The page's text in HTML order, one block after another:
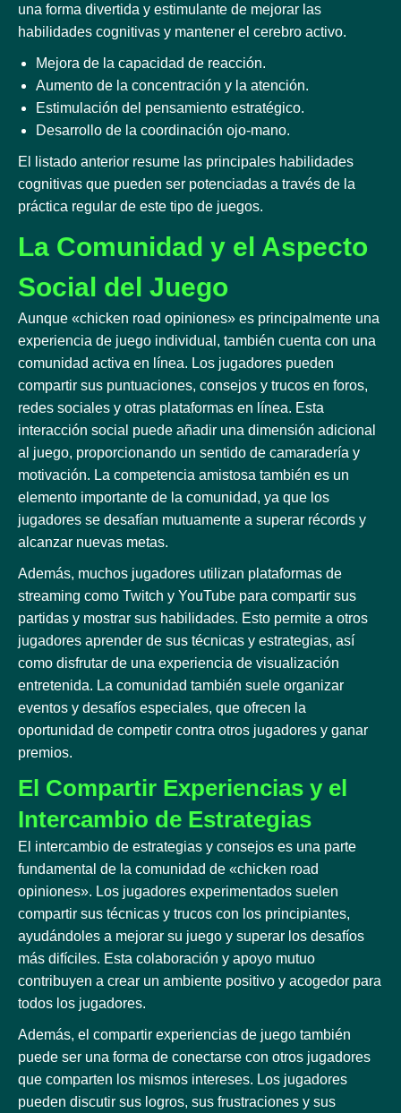
una forma divertida y estimulante de mejorar las
habilidades cognitivas y mantener el cerebro activo.
Mejora de la capacidad de reacción.
Aumento de la concentración y la atención.
Estimulación del pensamiento estratégico.
Desarrollo de la coordinación ojo-mano.
El listado anterior resume las principales habilidades
cognitivas que pueden ser potenciadas a través de la
práctica regular de este tipo de juegos.
La Comunidad y el Aspecto
Social del Juego
Aunque «chicken road opiniones» es principalmente una
experiencia de juego individual, también cuenta con una
comunidad activa en línea. Los jugadores pueden
compartir sus puntuaciones, consejos y trucos en foros,
redes sociales y otras plataformas en línea. Esta
interacción social puede añadir una dimensión adicional
al juego, proporcionando un sentido de camaradería y
motivación. La competencia amistosa también es un
elemento importante de la comunidad, ya que los
jugadores se desafían mutuamente a superar récords y
alcanzar nuevas metas.
Además, muchos jugadores utilizan plataformas de
streaming como Twitch y YouTube para compartir sus
partidas y mostrar sus habilidades. Esto permite a otros
jugadores aprender de sus técnicas y estrategias, así
como disfrutar de una experiencia de visualización
entretenida. La comunidad también suele organizar
eventos y desafíos especiales, que ofrecen la
oportunidad de competir contra otros jugadores y ganar
premios.
El Compartir Experiencias y el
Intercambio de Estrategias
El intercambio de estrategias y consejos es una parte
fundamental de la comunidad de «chicken road
opiniones». Los jugadores experimentados suelen
compartir sus técnicas y trucos con los principiantes,
ayudándoles a mejorar su juego y superar los desafíos
más difíciles. Esta colaboración y apoyo mutuo
contribuyen a crear un ambiente positivo y acogedor para
todos los jugadores.
Además, el compartir experiencias de juego también
puede ser una forma de conectarse con otros jugadores
que comparten los mismos intereses. Los jugadores
pueden discutir sus logros, sus frustraciones y sus